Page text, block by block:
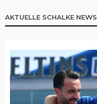
AKTUELLE SCHALKE NEWS